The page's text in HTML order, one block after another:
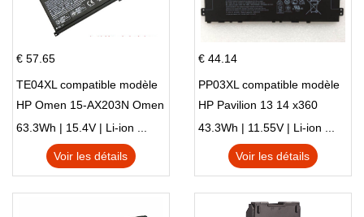
€ 57.65
TE04XL compatible modèle
HP Omen 15-AX203N Omen
15 Series Pavilion 15 Series
63.3Wh | 15.4V | Li-ion ...
Voir les détails
€ 44.14
PP03XL compatible modèle
HP Pavilion 13 14 x360
L83388-AC1 L83388-421
HSTNN-LB8S M01118-421
M01144-005 13-BB 14-DV
43.3Wh | 11.55V | Li-ion ...
Voir les détails